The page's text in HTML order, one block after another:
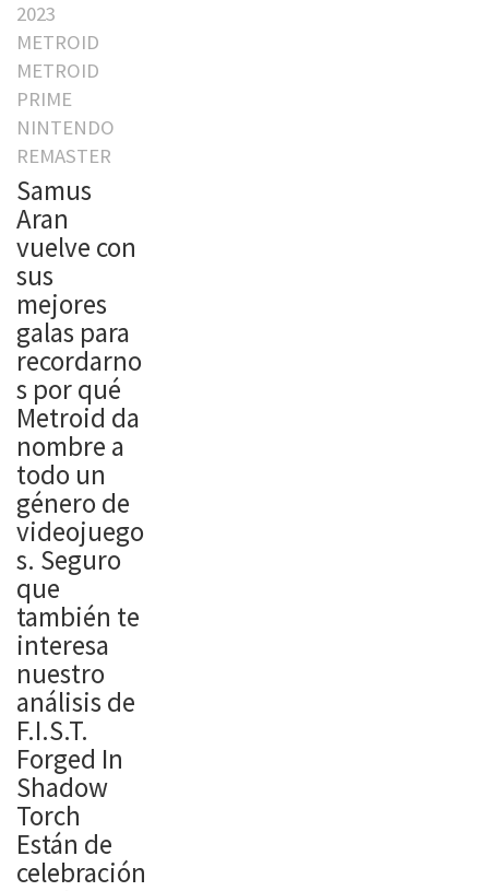
2023
METROID
METROID
PRIME
NINTENDO
REMASTER
Samus
Aran
vuelve con
sus
mejores
galas para
recordarno
s por qué
Metroid da
nombre a
todo un
género de
videojuego
s. Seguro
que
también te
interesa
nuestro
análisis de
F.I.S.T.
Forged In
Shadow
Torch
Están de
celebración